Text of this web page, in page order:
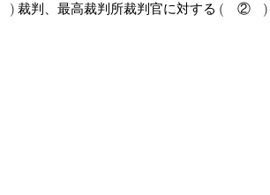
裁判、最高裁判所裁判官に対する ②